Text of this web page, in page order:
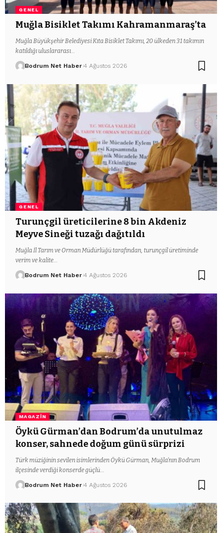
GENEL
Muğla Bisiklet Takımı Kahramanmaraş’ta
Muğla Büyükşehir Belediyesi Kıta Bisiklet Takımı, 20 ülkeden 31 takımın
katıldığı uluslararası…
Bodrum Net Haber 4 Ağustos 2026
GENEL
Turunçgil üreticilerine 8 bin Akdeniz
Meyve Sineği tuzağı dağıtıldı
Muğla İl Tarım ve Orman Müdürlüğü tarafından, turunçgil üretiminde
verim ve kalite…
Bodrum Net Haber 4 Ağustos 2026
MAGAZIN
Öykü Gürman’dan Bodrum’da unutulmaz
konser, sahnede doğum günü sürprizi
Türk müziğinin sevilen isimlerinden Öykü Gürman, Muğla’nın Bodrum
ilçesinde verdiği konserde güçlü…
Bodrum Net Haber 4 Ağustos 2026